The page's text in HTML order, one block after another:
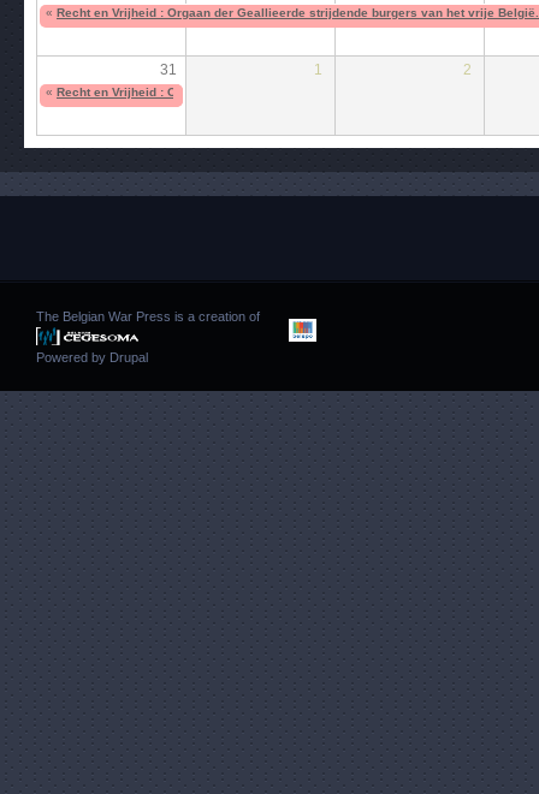
« Recht en Vrijheid : Orgaan der Geallieerde strijdende burgers van het vrije
31 1 2
« Recht en Vrijheid : Orgaan der Geallieerde strijdende burgers van het vrije
The Belgian War Press is a creation of
Powered by Drupal